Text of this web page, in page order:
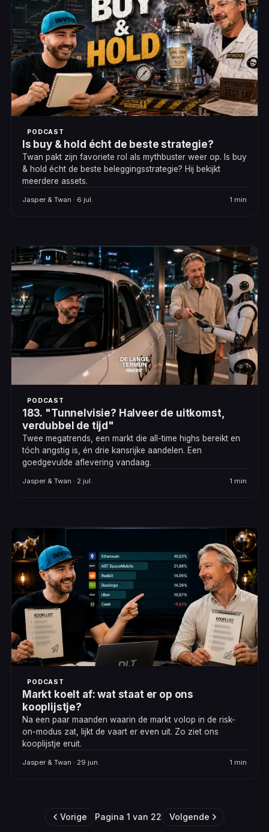
PODCAST
Is buy & hold écht de beste strategie?
Twan pakt zijn favoriete rol als mythbuster weer op. Is buy
& hold écht de beste beleggingsstrategie? Hij bekijkt
meerdere assets.
Jasper & Twan · 6 jul. 1 min
PODCAST
183. "Tunnelvisie? Halveer de uitkomst,
verdubbel de tijd"
Twee megatrends, een markt die all-time highs bereikt en
tóch angstig is, én drie kansrijke aandelen. Een
goedgevulde aflevering vandaag.
Jasper & Twan · 2 jul. 1 min
PODCAST
Markt koelt af: wat staat er op ons
kooplijstje?
Na een paar maanden waarin de markt volop in de risk-
on-modus zat, lijkt de vaart er even uit. Zo ziet ons
kooplijstje eruit.
Jasper & Twan · 29 jun. 1 min
Vorige Pagina 1 van 22 Volgende